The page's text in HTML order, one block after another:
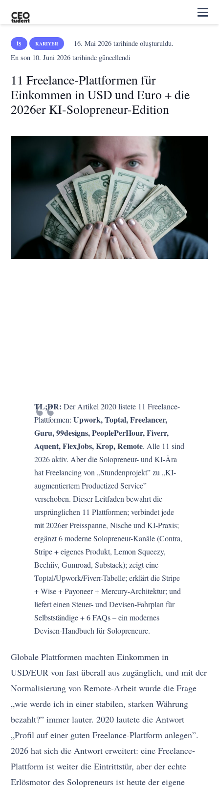
İŞ KARIYER 16. Mai 2026tarihinde oluşturuldu.
En son 10. Juni 2026 tarihinde güncellendi
11 Freelance-Plattformen für
Einkommen in USD und Euro + die
2026er KI-Solopreneur-Edition
TL;DR: Der Artikel 2020 listete 11 Freelance-
Plattformen:Upwork, Toptal, Freelancer,
Guru, 99designs, PeoplePerHour, Fiverr,
Aquent, FlexJobs, Krop, Remote. Alle 11 sind
2026 aktiv. Aber die Solopreneur- und KI-Ära
hat Freelancing von „Stundenprojekt” zu „KI-
augmentiertem Productized Service”
verschoben. Dieser Leitfaden bewahrt die
ursprünglichen 11 Plattformen; verbindet jede
mit 2026er Preisspanne, Nische und KI-Praxis;
ergänzt 6 moderne Solopreneur-Kanäle (Contra,
Stripe + eigenes Produkt, Lemon Squeezy,
Beehiiv, Gumroad, Substack); zeigt eine
Toptal/Upwork/Fiverr-Tabelle; erklärt die Stripe
+ Wise + Payoneer + Mercury-Architektur; und
liefert einen Steuer- und Devisen-Fahrplan für
Selbstständige + 6 FAQs – ein modernes
Devisen-Handbuch für Solopreneure.
Globale Plattformen machten Einkommen in
USD/EUR von fast überall aus zugänglich, und mit der
Normalisierung von Remote-Arbeit wurde die Frage
„wie werde ich in einer stabilen, starken Währung
bezahlt?” immer lauter. 2020 lautete die Antwort
„Profil auf einer guten Freelance-Plattform anlegen”.
2026 hat sich die Antwort erweitert: eine Freelance-
Plattform ist weiter die Eintrittstür, aber der echte
Erlösmotor des Solopreneurs ist heute der eigene